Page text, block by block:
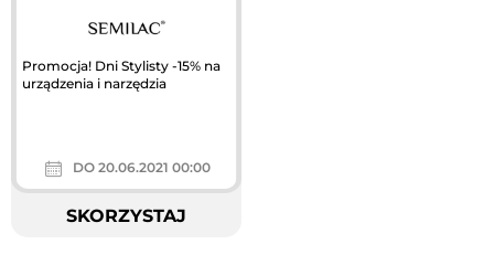
Promocja! Dni Stylisty -15% na
urządzenia i narzędzia
DO 20.06.2021 00:00
SKORZYSTAJ